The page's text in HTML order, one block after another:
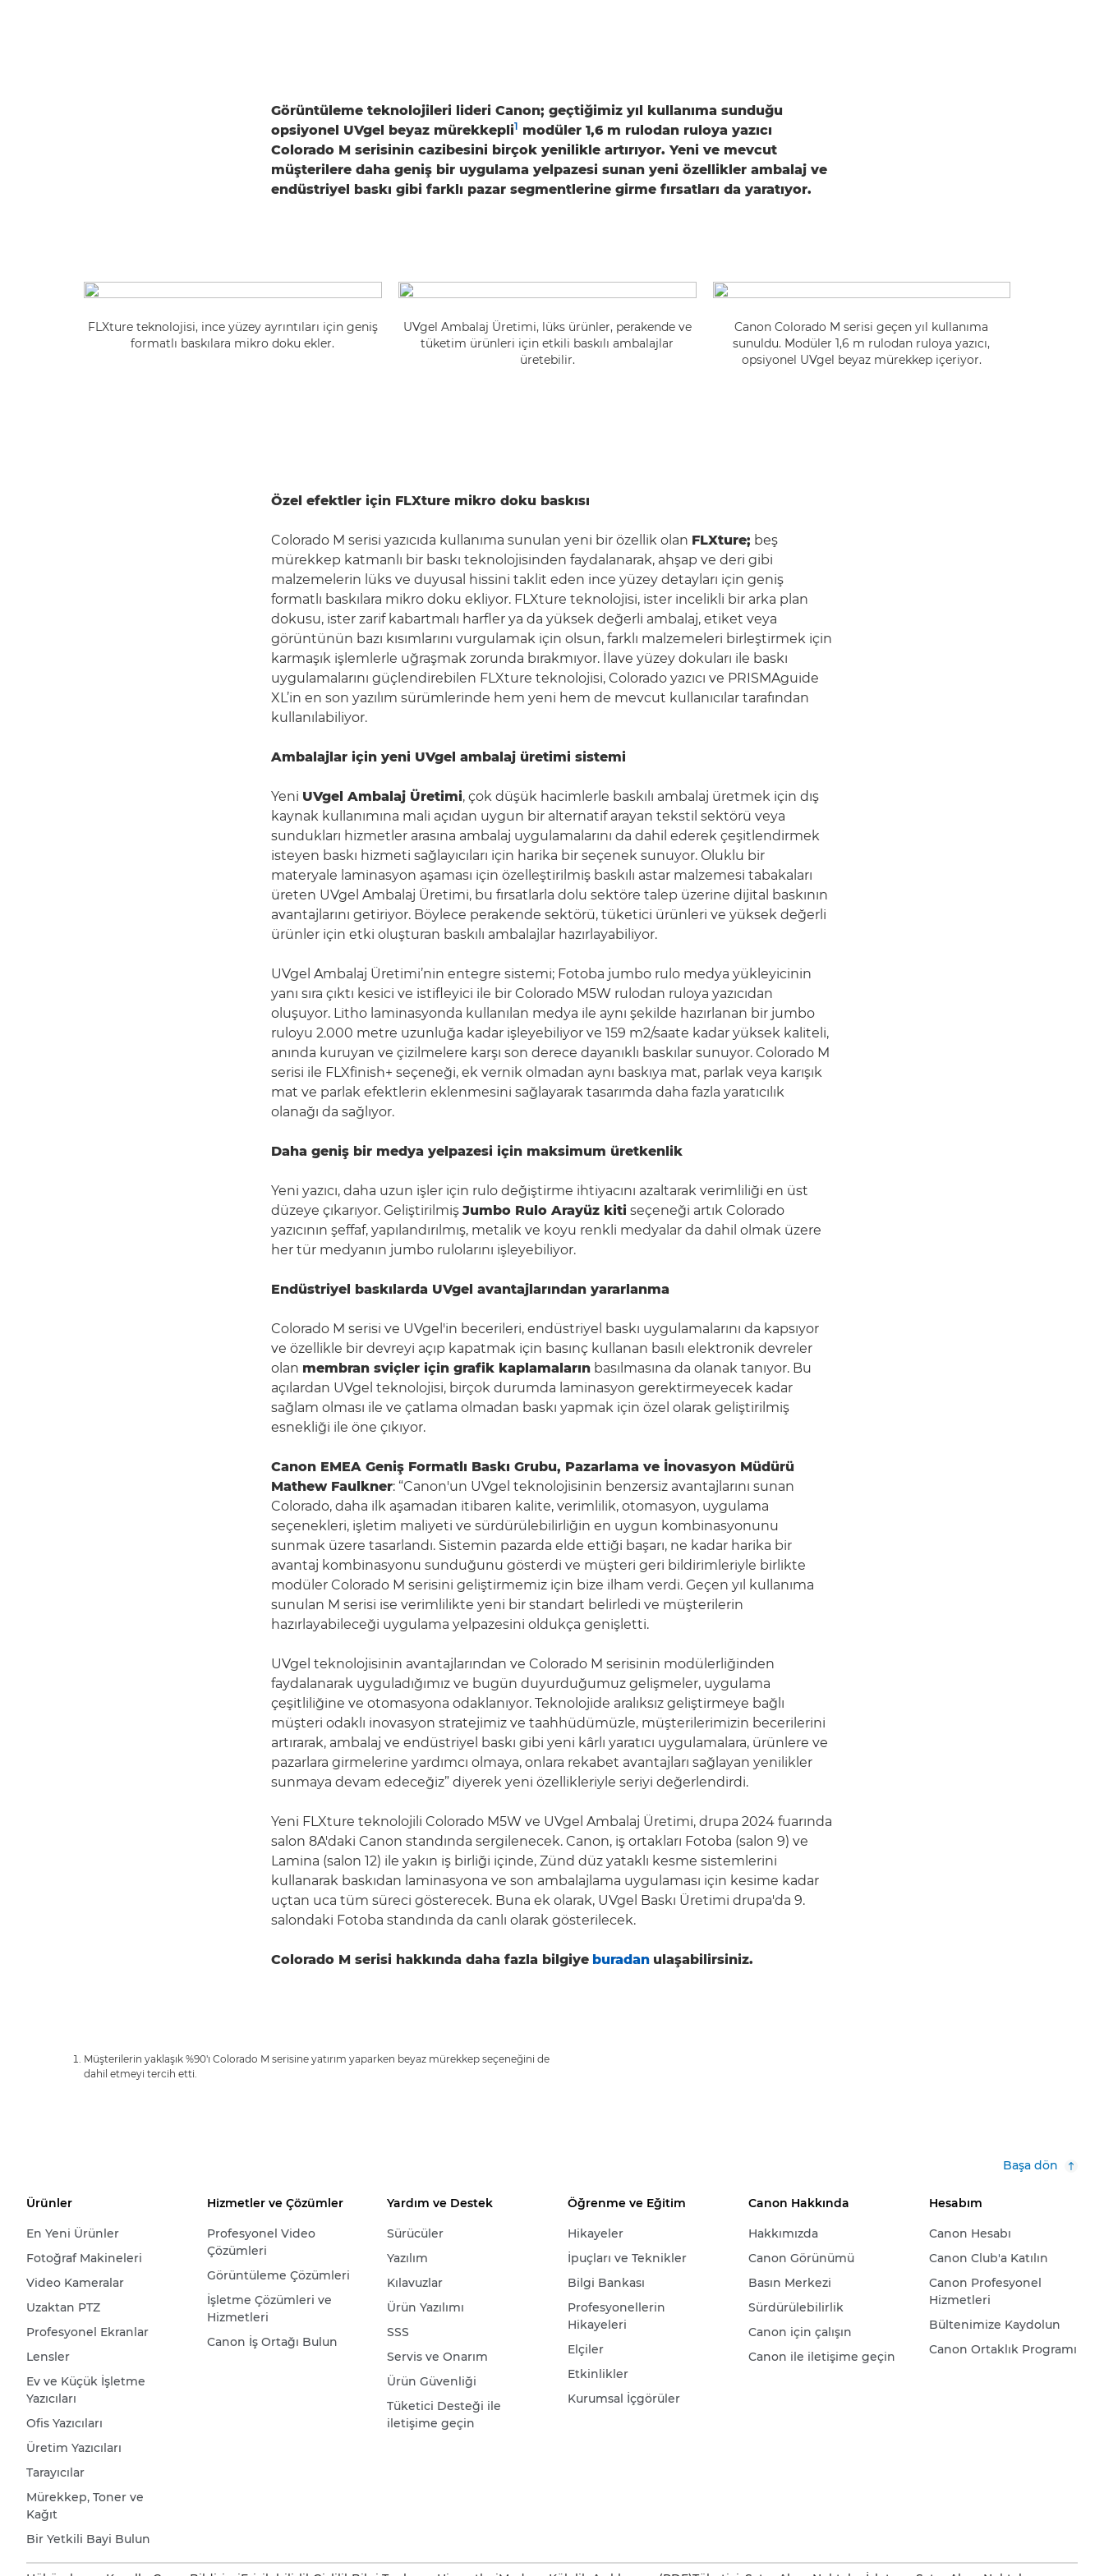
Görüntüleme teknolojileri lideri Canon; geçtiğimiz yıl kullanıma sunduğu
opsiyonel UVgel beyaz mürekkepli1 modüler 1,6 m rulodan ruloya yazıcı
Colorado M serisinin cazibesini birçok yenilikle artırıyor. Yeni ve mevcut
müşterilere daha geniş bir uygulama yelpazesi sunan yeni özellikler ambalaj ve
endüstriyel baskı gibi farklı pazar segmentlerine girme fırsatları da yaratıyor.
FLXture teknolojisi, ince yüzey ayrıntıları için geniş
formatlı baskılara mikro doku ekler.
UVgel Ambalaj Üretimi, lüks ürünler, perakende ve
tüketim ürünleri için etkili baskılı ambalajlar
üretebilir.
Canon Colorado M serisi geçen yıl kullanıma
sunuldu. Modüler 1,6 m rulodan ruloya yazıcı,
opsiyonel UVgel beyaz mürekkep içeriyor.
Özel efektler için FLXture mikro doku baskısı
Colorado M serisi yazıcıda kullanıma sunulan yeni bir özellik olan FLXture; beş
mürekkep katmanlı bir baskı teknolojisinden faydalanarak, ahşap ve deri gibi
malzemelerin lüks ve duyusal hissini taklit eden ince yüzey detayları için geniş
formatlı baskılara mikro doku ekliyor. FLXture teknolojisi, ister incelikli bir arka plan
dokusu, ister zarif kabartmalı harfler ya da yüksek değerli ambalaj, etiket veya
görüntünün bazı kısımlarını vurgulamak için olsun, farklı malzemeleri birleştirmek için
karmaşık işlemlerle uğraşmak zorunda bırakmıyor. İlave yüzey dokuları ile baskı
uygulamalarını güçlendirebilen FLXture teknolojisi, Colorado yazıcı ve PRISMAguide
XL’in en son yazılım sürümlerinde hem yeni hem de mevcut kullanıcılar tarafından
kullanılabiliyor.
Ambalajlar için yeni UVgel ambalaj üretimi sistemi
Yeni UVgel Ambalaj Üretimi, çok düşük hacimlerle baskılı ambalaj üretmek için dış
kaynak kullanımına mali açıdan uygun bir alternatif arayan tekstil sektörü veya
sundukları hizmetler arasına ambalaj uygulamalarını da dahil ederek çeşitlendirmek
isteyen baskı hizmeti sağlayıcıları için harika bir seçenek sunuyor. Oluklu bir
materyale laminasyon aşaması için özelleştirilmiş baskılı astar malzemesi tabakaları
üreten UVgel Ambalaj Üretimi, bu fırsatlarla dolu sektöre talep üzerine dijital baskının
avantajlarını getiriyor. Böylece perakende sektörü, tüketici ürünleri ve yüksek değerli
ürünler için etki oluşturan baskılı ambalajlar hazırlayabiliyor.
UVgel Ambalaj Üretimi’nin entegre sistemi; Fotoba jumbo rulo medya yükleyicinin
yanı sıra çıktı kesici ve istifleyici ile bir Colorado M5W rulodan ruloya yazıcıdan
oluşuyor. Litho laminasyonda kullanılan medya ile aynı şekilde hazırlanan bir jumbo
ruloyu 2.000 metre uzunluğa kadar işleyebiliyor ve 159 m2/saate kadar yüksek kaliteli,
anında kuruyan ve çizilmelere karşı son derece dayanıklı baskılar sunuyor. Colorado M
serisi ile FLXfinish+ seçeneği, ek vernik olmadan aynı baskıya mat, parlak veya karışık
mat ve parlak efektlerin eklenmesini sağlayarak tasarımda daha fazla yaratıcılık
olanağı da sağlıyor.
Daha geniş bir medya yelpazesi için maksimum üretkenlik
Yeni yazıcı, daha uzun işler için rulo değiştirme ihtiyacını azaltarak verimliliği en üst
düzeye çıkarıyor. Geliştirilmiş Jumbo Rulo Arayüz kiti seçeneği artık Colorado
yazıcının şeffaf, yapılandırılmış, metalik ve koyu renkli medyalar da dahil olmak üzere
her tür medyanın jumbo rulolarını işleyebiliyor.
Endüstriyel baskılarda UVgel avantajlarından yararlanma
Colorado M serisi ve UVgel'in becerileri, endüstriyel baskı uygulamalarını da kapsıyor
ve özellikle bir devreyi açıp kapatmak için basınç kullanan basılı elektronik devreler
olan membran sviçler için grafik kaplamaların basılmasına da olanak tanıyor. Bu
açılardan UVgel teknolojisi, birçok durumda laminasyon gerektirmeyecek kadar
sağlam olması ile ve çatlama olmadan baskı yapmak için özel olarak geliştirilmiş
esnekliği ile öne çıkıyor.
Canon EMEA Geniş Formatlı Baskı Grubu, Pazarlama ve İnovasyon Müdürü
Mathew Faulkner: “Canon'un UVgel teknolojisinin benzersiz avantajlarını sunan
Colorado, daha ilk aşamadan itibaren kalite, verimlilik, otomasyon, uygulama
seçenekleri, işletim maliyeti ve sürdürülebilirliğin en uygun kombinasyonunu
sunmak üzere tasarlandı. Sistemin pazarda elde ettiği başarı, ne kadar harika bir
avantaj kombinasyonu sunduğunu gösterdi ve müşteri geri bildirimleriyle birlikte
modüler Colorado M serisini geliştirmemiz için bize ilham verdi. Geçen yıl kullanıma
sunulan M serisi ise verimlilikte yeni bir standart belirledi ve müşterilerin
hazırlayabileceği uygulama yelpazesini oldukça genişletti.
UVgel teknolojisinin avantajlarından ve Colorado M serisinin modülerliğinden
faydalanarak uyguladığımız ve bugün duyurduğumuz gelişmeler, uygulama
çeşitliliğine ve otomasyona odaklanıyor. Teknolojide aralıksız geliştirmeye bağlı
müşteri odaklı inovasyon stratejimiz ve taahhüdümüzle, müşterilerimizin becerilerini
artırarak, ambalaj ve endüstriyel baskı gibi yeni kârlı yaratıcı uygulamalara, ürünlere ve
pazarlara girmelerine yardımcı olmaya, onlara rekabet avantajları sağlayan yenilikler
sunmaya devam edeceğiz” diyerek yeni özellikleriyle seriyi değerlendirdi.
Yeni FLXture teknolojili Colorado M5W ve UVgel Ambalaj Üretimi, drupa 2024 fuarında
salon 8A'daki Canon standında sergilenecek. Canon, iş ortakları Fotoba (salon 9) ve
Lamina (salon 12) ile yakın iş birliği içinde, Zünd düz yataklı kesme sistemlerini
kullanarak baskıdan laminasyona ve son ambalajlama uygulaması için kesime kadar
uçtan uca tüm süreci gösterecek. Buna ek olarak, UVgel Baskı Üretimi drupa'da 9.
salondaki Fotoba standında da canlı olarak gösterilecek.
Colorado M serisi hakkında daha fazla bilgiye buradan ulaşabilirsiniz.
Müşterilerin yaklaşık %90'ı Colorado M serisine yatırım yaparken beyaz mürekkep seçeneğini de
dahil etmeyi tercih etti.
Başa dön
Ürünler
En Yeni Ürünler
Fotoğraf Makineleri
Video Kameralar
Uzaktan PTZ
Profesyonel Ekranlar
Lensler
Ev ve Küçük İşletme
Yazıcıları
Ofis Yazıcıları
Üretim Yazıcıları
Tarayıcılar
Mürekkep, Toner ve
Kağıt
Bir Yetkili Bayi Bulun
Hizmetler ve Çözümler
Profesyonel Video
Çözümleri
Görüntüleme Çözümleri
İşletme Çözümleri ve
Hizmetleri
Canon İş Ortağı Bulun
Yardım ve Destek
Sürücüler
Yazılım
Kılavuzlar
Ürün Yazılımı
SSS
Servis ve Onarım
Ürün Güvenliği
Tüketici Desteği ile
iletişime geçin
Öğrenme ve Eğitim
Hikayeler
İpuçları ve Teknikler
Bilgi Bankası
Profesyonellerin
Hikayeleri
Elçiler
Etkinlikler
Kurumsal İçgörüler
Canon Hakkında
Hakkımızda
Canon Görünümü
Basın Merkezi
Sürdürülebilirlik
Canon için çalışın
Canon ile iletişime geçin
Hesabım
Canon Hesabı
Canon Club'a Katılın
Canon Profesyonel
Hizmetleri
Bültenimize Kaydolun
Canon Ortaklık Programı